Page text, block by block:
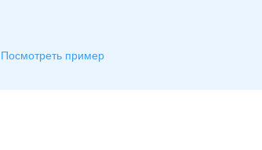
Посмотреть пример